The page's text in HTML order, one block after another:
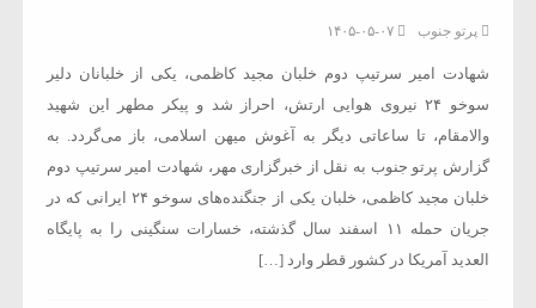
پرتو جنوب ۱۴۰۵-۰۵-۰۷
شهادت امیر سرتیپ دوم خلبان مجید کاظمی، یکی از خلبانان دلیر
سوخو ۲۴ نیروی هوایی ارتش، احراز شد و پیکر مطهر این شهید
والامقام، تا ساعاتی دیگر به آغوش میهن اسلامی، باز می‌گردد. به
گزارش پرتو جنوب به نقل از خبرگزاری مهر، شهادت امیر سرتیپ دوم
خلبان مجید کاظمی، خلبان یکی از جنگنده‌های سوخو ۲۴ ایرانی که در
جریان حمله ۱۱ اسفند سال گذشته، خسارات سنگینی را به پایگاه
العدید آمریکا در کشور قطر وارد […]